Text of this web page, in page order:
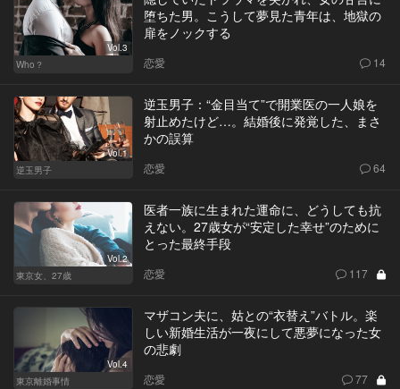
Vol.3
Who？
堕ちた男。こうして夢見た青年は、地獄の
扉をノックする
恋愛 14
Vol.1
逆玉男子
逆玉男子：“金目当て”で開業医の一人娘を
射止めたけど…。結婚後に発覚した、まさ
かの誤算
恋愛 64
Vol.2
東京女、27歳
医者一族に生まれた運命に、どうしても抗
えない。27歳女が“安定した幸せ”のために
とった最終手段
恋愛 117
Vol.4
東京離婚事情
マザコン夫に、姑との“衣替え”バトル。楽
しい新婚生活が一夜にして悪夢になった女
の悲劇
恋愛 77